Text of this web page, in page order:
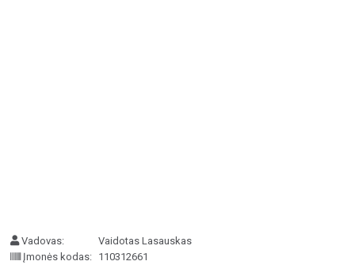
Vadovas:
Vaidotas Lasauskas
Įmonės kodas: 110312661